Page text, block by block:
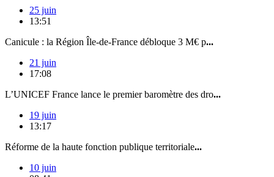
25 juin
13:51
Canicule : la Région Île-de-France débloque 3 M€ p...
21 juin
17:08
L’UNICEF France lance le premier baromètre des dro...
19 juin
13:17
Réforme de la haute fonction publique territoriale...
10 juin